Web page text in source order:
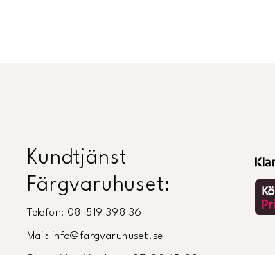
Kundtjänst
Färgvaruhuset:
Telefon: 08-519 398 36
Mail: info@fargvaruhuset.se